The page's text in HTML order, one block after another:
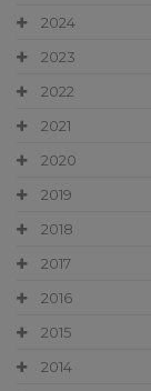
2024
2023
2022
2021
2020
2019
2018
2017
2016
2015
2014